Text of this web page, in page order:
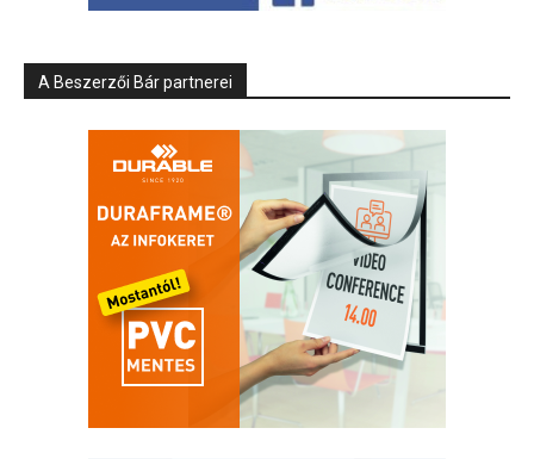
A Beszerzői Bár partnerei